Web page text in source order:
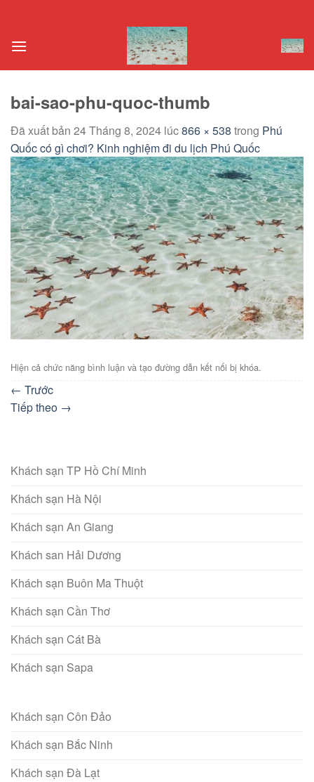
nội
bai-sao-phu-quoc-thumb
Đã xuất bản 24 Tháng 8, 2024 lúc866 × 538 trong Phú
Quốc có gì chơi? Kinh nghiệm đi du lịch Phú Quốc
Hiện cả chức năng bình luận và tạo đường dẫn kết nối bị khóa.
← Trước
Tiếp theo →
Khách sạn TP Hồ Chí Minh
Khách sạn Hà Nội
Khách sạn An Giang
Khách san Hải Dương
Khách sạn Buôn Ma Thuột
Khách sạn Cần Thơ
Khách sạn Cát Bà
Khách sạn Sapa
Khách sạn Côn Đảo
Khách sạn Bắc Ninh
Khách sạn Đà Lạt